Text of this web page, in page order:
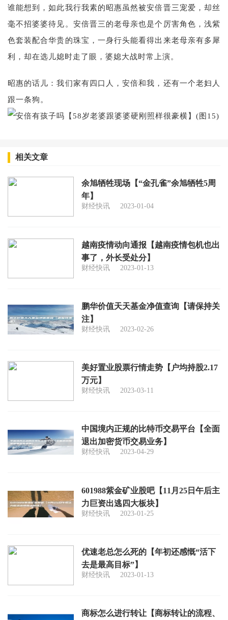
谁能想到，如此我行我素的昭惠虽然被安倍晋三宠爱，却丝
毫不招婆婆待见。安倍晋三的老母亲也是个厉害角色，浅紫
色套装配合华贵的珠宝，一身行头能看得出来老母亲有多犀
利，却在选儿媳时走了眼，婆媳大战时常上演。
昭惠的话儿：我们家有四口人，安倍和我，还有一个老妇人
跟一条狗。
相关文章
余旭牺牲现场【“金孔雀”余旭牺牲5周
年】
财经快讯 2023-01-04
越南疫情动向通报【越南疫情包机也出
事了，外长受处分】
财经快讯 2023-01-13
鹏华价值天天基金净值查询【请保持关
注】
财经快讯 2023-02-26
美好置业股票行情走势【户均持股2.17
万元】
财经快讯 2023-03-11
中国境内正规的比特币交易平台【全面
退出加密货币交易业务】
财经快讯 2023-04-29
601988紫金矿业股吧【11月25日午后主
力巨资出逃四大板块】
财经快讯 2023-01-25
优速老总怎么死的【年初还感慨“活下
去是最高目标”】
财经快讯 2023-01-13
商标怎么进行转让【商标转让的流程、